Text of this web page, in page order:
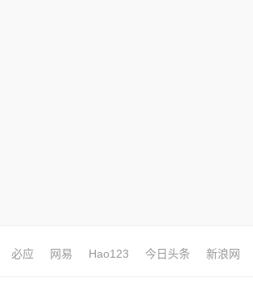
必应 网易 Hao123 今日头条 新浪网